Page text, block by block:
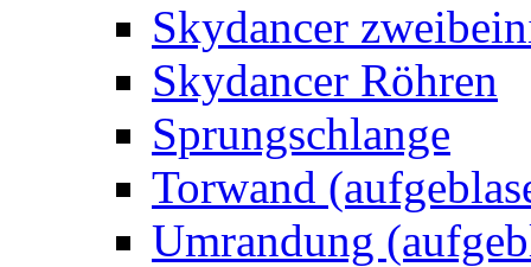
Skydancer
Skydancer Röhren
Sprungschlange
Torwand
Umrandung